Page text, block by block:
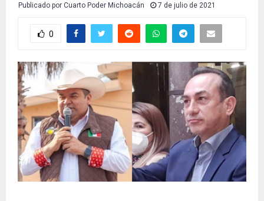
Publicado por Cuarto Poder Michoacán 7 de julio de 2021
0